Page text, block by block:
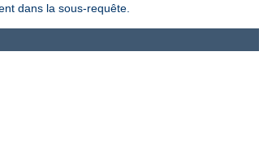
dans la sous-requête.